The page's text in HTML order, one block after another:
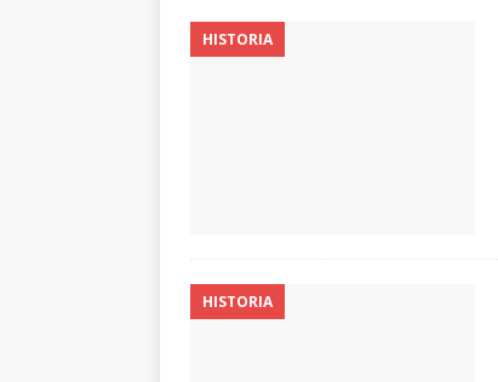
HISTORIA
HISTORIA